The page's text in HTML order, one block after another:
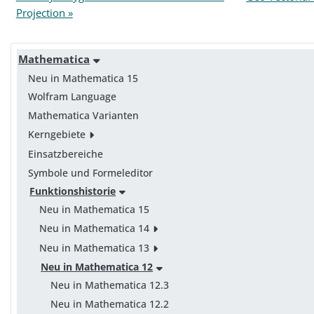
Mathematica
Neu in Mathematica 15
Wolfram Language
Mathematica Varianten
Kerngebiete
Einsatzbereiche
Symbole und Formeleditor
Funktionshistorie
Neu in Mathematica 15
Neu in Mathematica 14
Neu in Mathematica 13
Neu in Mathematica 12
Neu in Mathematica 12.3
Neu in Mathematica 12.2
Projection »